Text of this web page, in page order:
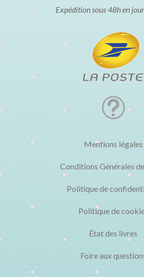
Expédition sous 48h en
t
Mentions légales
Conditions Générales
Politique de
Politique de
État des livres
Foire aux